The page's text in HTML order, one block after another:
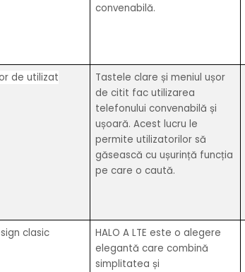
convenabilă.
de utilizat
Tastele clare și meniul ușor
de citit fac utilizarea
telefonului convenabilă și
ușoară. Acest lucru le
permite utilizatorilor să
găsească cu ușurință funcția
pe care o caută.
clasic
HALO A LTE este o alegere
elegantă care combină
simplitatea și